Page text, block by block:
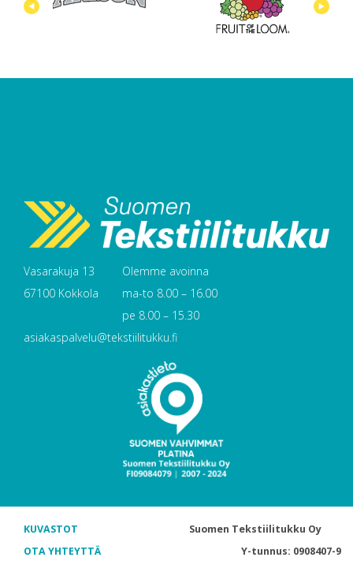
Vasarakuja 13
67100 Kokkola
Olemme avoinna
ma-to 8.00 – 16.00
pe 8.00 – 15.30
asiakaspalvelu@tekstiilitukku.fi
KUVASTOT
OTA YHTEYTTÄ
Suomen Tekstiilitukku Oy
Y-tunnus: 0908407-9